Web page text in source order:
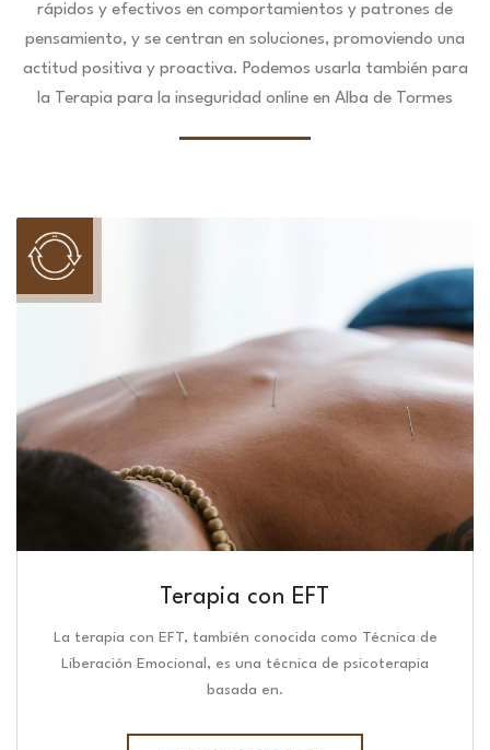
rápidos y efectivos en comportamientos y patrones de
pensamiento, y se centran en soluciones, promoviendo una
actitud positiva y proactiva. Podemos usarla también para
la Terapia para la inseguridad online en Alba de Tormes
Terapia con EFT
La terapia con EFT, también conocida como Técnica de
Liberación Emocional, es una técnica de psicoterapia
basada en.